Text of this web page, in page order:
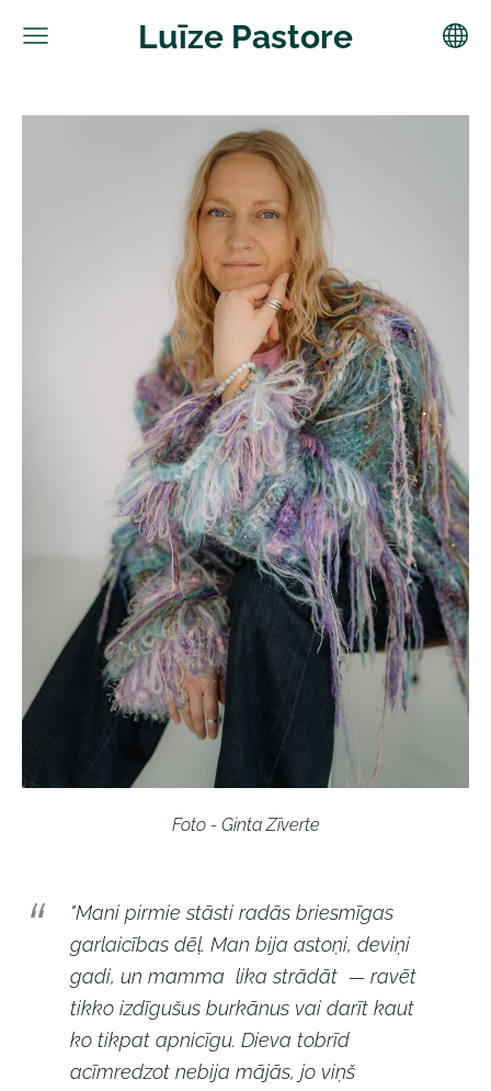
Luīze Pastore
Foto - Ginta Zīverte
"Mani pirmie stāsti radās briesmīgas
garlaicības dēļ. Man bija astoņi, deviņi
gadi, un mamma lika strādāt — ravēt
tikko izdīgušus burkānus vai darīt kaut
ko tikpat apnicīgu. Dieva tobrīd
acīmredzot nebija mājās, jo viņš